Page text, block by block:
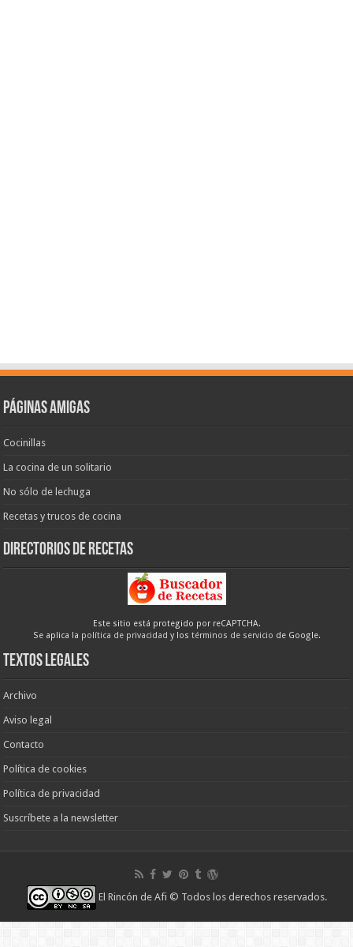
Páginas amigas
Cocinillas
La cocina de un solitario
No sólo de lechuga
Recetas y trucos de cocina
Directorios de recetas
Este sitio está protegido por reCAPTCHA.
Se aplica la política de privacidad y los términos de servicio de Google.
Textos legales
Archivo
Aviso legal
Contacto
Política de cookies
Política de privacidad
Suscríbete a la newsletter
El Rincón de Afi © Todos los derechos reservados.